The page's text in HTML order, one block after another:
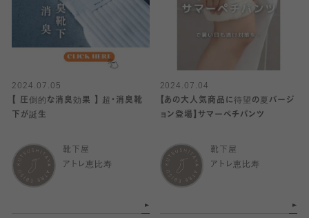
2024.07.05
【 圧倒的な消臭効果 】 超・消臭靴
下が誕生
靴下屋
アトレ恵比寿
2024.07.04
【あの大人気商品に待望の夏バージ
ョン登場】サマーペチパンツ
靴下屋
アトレ恵比寿